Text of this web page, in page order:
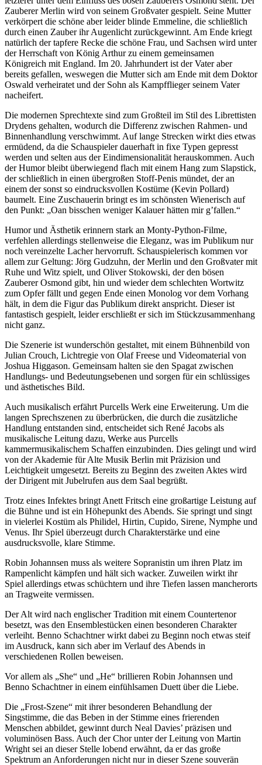
Zauberer Merlin wird von seinem Großvater gespielt. Seine Mutter
verkörpert die schöne aber leider blinde Emmeline, die schließlich
durch einen Zauber ihr Augenlicht zurückgewinnt. Am Ende kriegt
natürlich der tapfere Recke die schöne Frau, und Sachsen wird unter
der Herrschaft von König Arthur zu einem gemeinsamen
Königreich mit England. Im 20. Jahrhundert ist der Vater aber
bereits gefallen, weswegen die Mutter sich am Ende mit dem Doktor
Oswald verheiratet und der Sohn als Kampfflieger seinem Vater
nacheifert.
Die modernen Sprechtexte sind zum Großteil im Stil des Librettisten
Drydens gehalten, wodurch die Differenz zwischen Rahmen- und
Binnenhandlung verschwimmt. Auf lange Strecken wirkt dies etwas
ermüdend, da die Schauspieler dauerhaft in fixe Typen gepresst
werden und selten aus der Eindimensionalität herauskommen. Auch
der Humor bleibt überwiegend flach mit einem Hang zum Slapstick,
der schließlich in einen übergroßen Stoff-Penis mündet, der an
einem der sonst so eindrucksvollen Kostüme (Kevin Pollard)
baumelt. Eine Zuschauerin bringt es im schönsten Wienerisch auf
den Punkt: „Oan bisschen weniger Kalauer hätten mir g’fallen.“
Humor und Ästhetik erinnern stark an Monty-Python-Filme,
verfehlen allerdings stellenweise die Eleganz, was im Publikum nur
noch vereinzelte Lacher hervorruft. Schauspielerisch kommen vor
allem zur Geltung: Jörg Gudzuhn, der Merlin und den Großvater mit
Ruhe und Witz spielt, und Oliver Stokowski, der den bösen
Zauberer Osmond gibt, hin und wieder dem schlechten Wortwitz
zum Opfer fällt und gegen Ende einen Monolog vor dem Vorhang
hält, in dem die Figur das Publikum direkt anspricht. Dieser ist
fantastisch gespielt, leider erschließt er sich im Stückzusammenhang
nicht ganz.
Die Szenerie ist wunderschön gestaltet, mit einem Bühnenbild von
Julian Crouch, Lichtregie von Olaf Freese und Videomaterial von
Joshua Higgason. Gemeinsam halten sie den Spagat zwischen
Handlungs- und Bedeutungsebenen und sorgen für ein schlüssiges
und ästhetisches Bild.
Auch musikalisch erfährt Purcells Werk eine Erweiterung. Um die
langen Sprechszenen zu überbrücken, die durch die zusätzliche
Handlung entstanden sind, entscheidet sich René Jacobs als
musikalische Leitung dazu, Werke aus Purcells
kammermusikalischem Schaffen einzubinden. Dies gelingt und wird
von der Akademie für Alte Musik Berlin mit Präzision und
Leichtigkeit umgesetzt. Bereits zu Beginn des zweiten Aktes wird
der Dirigent mit Jubelrufen aus dem Saal begrüßt.
Trotz eines Infektes bringt Anett Fritsch eine großartige Leistung auf
die Bühne und ist ein Höhepunkt des Abends. Sie springt und singt
in vielerlei Kostüm als Philidel, Hirtin, Cupido, Sirene, Nymphe und
Venus. Ihr Spiel überzeugt durch Charakterstärke und eine
ausdrucksvolle, klare Stimme.
Robin Johannsen muss als weitere Sopranistin um ihren Platz im
Rampenlicht kämpfen und hält sich wacker. Zuweilen wirkt ihr
Spiel allerdings etwas schüchtern und ihre Tiefen lassen mancherorts
an Tragweite vermissen.
Der Alt wird nach englischer Tradition mit einem Countertenor
besetzt, was den Ensemblestücken einen besonderen Charakter
verleiht. Benno Schachtner wirkt dabei zu Beginn noch etwas steif
im Ausdruck, kann sich aber im Verlauf des Abends in
verschiedenen Rollen beweisen.
Vor allem als „She“ und „He“ brillieren Robin Johannsen und
Benno Schachtner in einem einfühlsamen Duett über die Liebe.
Die „Frost-Szene“ mit ihrer besonderen Behandlung der
Singstimme, die das Beben in der Stimme eines frierenden
Menschen abbildet, gewinnt durch Neal Davies’ präzisen und
voluminösen Bass. Auch der Chor unter der Leitung von Martin
Wright sei an dieser Stelle lobend erwähnt, da er das große
Spektrum an Anforderungen nicht nur in dieser Szene souverän